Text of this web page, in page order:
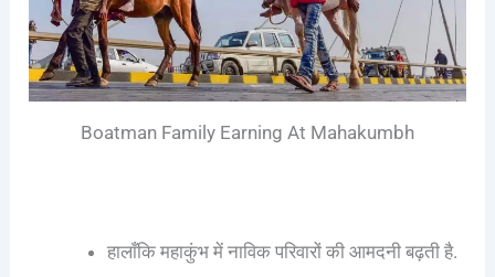
Boatman Family Earning At Mahakumbh
हालाँकि महाकुंभ में नाविक परिवारों की आमदनी बढ़ती है.